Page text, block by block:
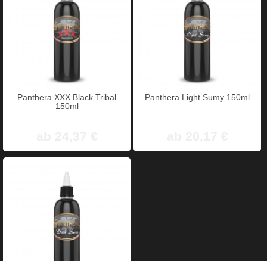
Panthera XXX Black Tribal
150ml
Panthera Light Sumy 150ml